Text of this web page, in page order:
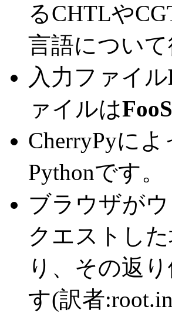
るCHTLや
言語につい
入力ファイル
ァイルは
CherryPyに
Pythonです。
ブラウザが
クエストした
り、その返
す(訳者